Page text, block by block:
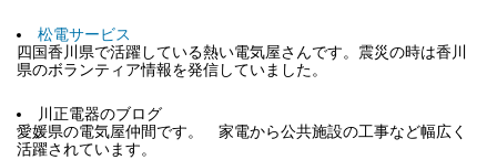
松電サービス
四国香川県で活躍している熱い電気屋さんです。震災の時は香川
県のボランティア情報を発信していました。
川正電器のブログ
愛媛県の電気屋仲間です。 家電から公共施設の工事など幅広く
活躍されています。